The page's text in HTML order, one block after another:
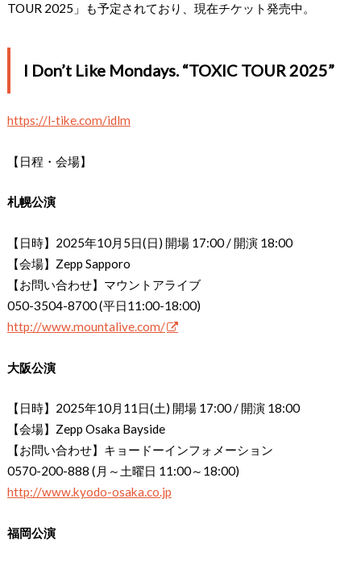
TOUR 2025」も予定されており、現在チケット発売中。
I Don’t Like Mondays. “TOXIC TOUR 2025”
https://l-tike.com/idlm
【日程・会場】
札幌公演
【日時】2025年10月5日(日) 開場 17:00 / 開演 18:00
【会場】Zepp Sapporo
【お問い合わせ】マウントアライブ
050-3504-8700 (平日11:00-18:00)
http://www.mountalive.com/
大阪公演
【日時】2025年10月11日(土) 開場 17:00 / 開演 18:00
【会場】Zepp Osaka Bayside
【お問い合わせ】キョードーインフォメーション
0570-200-888 (月～土曜日 11:00～18:00)
http://www.kyodo-osaka.co.jp
福岡公演